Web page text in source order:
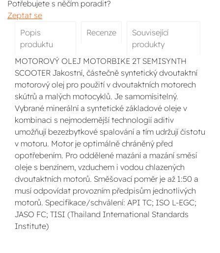
Potřebujete s něčím poradit?
Zeptat se
Popis
produktu
Recenze
Související
produkty
MOTOROVÝ OLEJ MOTORBIKE 2T SEMISYNTH
SCOOTER Jakostní, částečně syntetický dvoutaktní
motorový olej pro použití v dvoutaktních motorech
skútrů a malých motocyklů. Je samomísitelný.
Vybrané minerální a syntetické základové oleje v
kombinaci s nejmodernější technologií aditiv
umožňují bezezbytkové spalování a tím udržují čistotu
v motoru. Motor je optimálně chráněný před
opotřebením. Pro oddělené mazání a mazání směsí
oleje s benzínem, vzduchem i vodou chlazených
dvoutaktních motorů. Směšovací poměr je až 1:50 a
musí odpovídat provozním předpisům jednotlivých
motorů. Specifikace/schválení: API TC; ISO L-EGC;
JASO FC; TISI (Thailand International Standards
Institute)